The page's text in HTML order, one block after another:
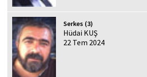
Serkes (3)
Hüdai KUŞ
22 Tem 2024